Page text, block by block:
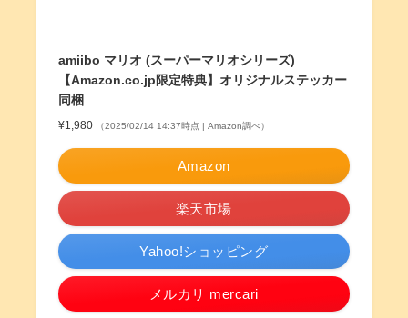
amiibo マリオ (スーパーマリオシリーズ)
【Amazon.co.jp限定特典】オリジナルステッカー
同梱
¥1,980 （2025/02/14 14:37時点 | Amazon調べ）
Amazon
楽天市場
Yahoo!ショッピング
メルカリ mercari